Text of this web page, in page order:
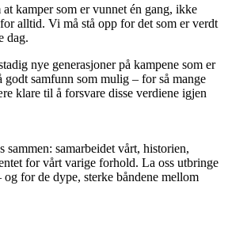
kamper som er vunnet én gang, ikke
alltid. Vi må stå opp for det som er verdt
dag.
nye generasjoner på kampene som er
godt samfunn som mulig – for så mange
klare til å forsvare disse verdiene igjen
sammen: samarbeidet vårt, historien,
for vårt varige forhold. La oss utbringe
og for de dype, sterke båndene mellom